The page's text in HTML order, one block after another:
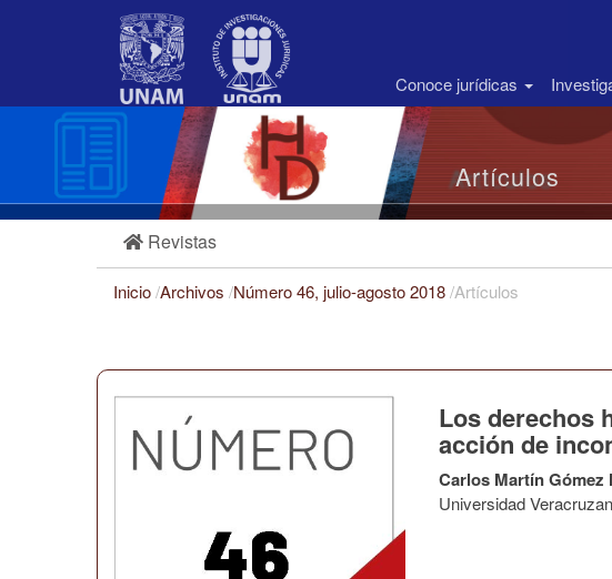
Barra
Conoce jurídicas
Artículos
Revistas
Inicio/Archivos /Número 46, julio-agosto 2018/Artículos
Los derechos
acción de
Carlos Martín Gómez
Universidad